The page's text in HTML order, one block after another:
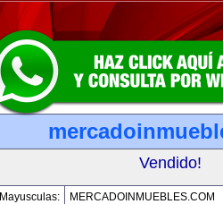
Vendido!
Mayusculas:
MERCADOINMUEBLES.COM